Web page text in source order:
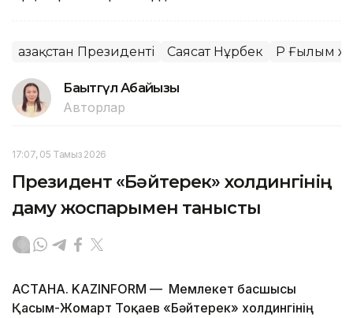
Қазақстан Президенті Саясат Нұрбек ҚР Ғылым
Бақытгүл Абайқызы
Авторлар
17:07, 05 Тамыз 2026
Президент «Бәйтерек» холдингінің
даму жоспарымен танысты
АСТАНА. KAZINFORM — Мемлекет басшысы
Қасым-Жомарт Тоқаев «Бәйтерек» холдингінің